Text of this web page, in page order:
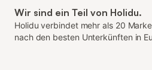
Wir sind ein Teil von Holidu.
Holidu verbindet mehr als 20
nach den besten Unterkünften in